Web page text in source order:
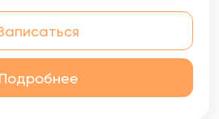
Подробнее